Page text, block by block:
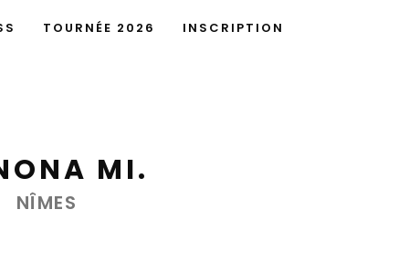
TOURNÉE 2026 INSCRIPTION
MI.
NÎMES